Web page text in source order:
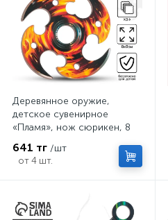
Деревянное оружие,
детское сувенирное
«Пламя», нож сюрикен, 8
641 тг /шт
от 4 шт.